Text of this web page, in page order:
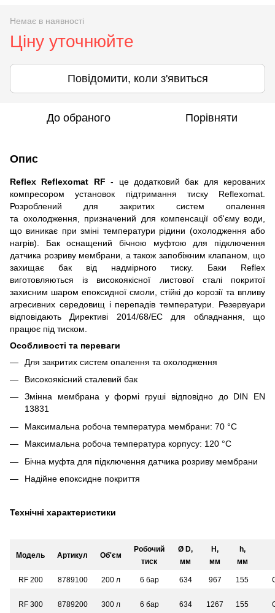
Немає в наявності
Ціну уточнюйте
Повідомити, коли з'явиться
До обраного Порівняти
Опис
Reflex Reflexomat RF - це додатковий бак для керованих
компресором установок підтримання тиску Reflexomat.
Розроблений для закритих систем опалення
та охолодження, призначений для компенсації об'єму води,
що виникає при зміні температури рідини (охолодження або
нагрів). Бак оснащений бічною муфтою для підключення
датчика розриву мембрани, а також запобіжним клапаном, що
захищає бак від надмірного тиску. Баки Reflex
виготовляються із високоякісної листової сталі покритої
захисним шаром епоксидної смоли, стійкі до корозії та впливу
агресивних середовищ і перепадів температури. Резервуари
відповідають Директиві 2014/68/EC для обладнання, що
працює під тиском.
Особливості та переваги
Для закритих систем опалення та охолодження
Високоякісний сталевий бак
Змінна мембрана у формі груші відповідно до DIN EN
13831
Максимальна робоча температура мембрани: 70 °C
Максимальна робоча температура корпусу: 120 °C
Бічна муфта для підключення датчика розриву мембрани
Надійне епоксидне покриття
Технічні характеристики
Модель Артикул Об'єм
Робочий
тиск
Ø D,
мм
H,
мм
h,
мм
RF 200 8789100 200 л 6 бар 634 967 155
RF 300 8789200 300 л 6 бар 634 1267 155